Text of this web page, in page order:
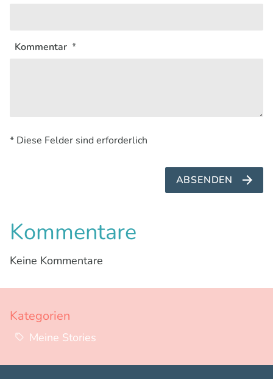
Kommentar
* Diese Felder sind erforderlich
ABSENDEN
Kommentare
Keine Kommentare
Kategorien
Meine Stories